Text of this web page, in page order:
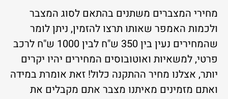
מחירי המצברים משתנים בהתאם לסוג המצבר
ולכמות האמפר שאותו תרצו להזמין, ניתן לומר
שהמחירים נעין בין 350 ש"ח לבין 1000 ש"ח לרכב
פרטי, למשאיות ואוטובוסים המחירים יהיו יקרים
יותר, אצלנו מחיר ההתקנה כלול! זאת אומרת במידה
ואתם מזמינים מאיתנו מצבר אתם מקבלים את